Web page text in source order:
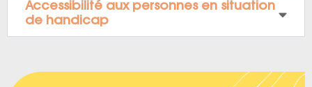
Accessibilité aux personnes en situation
de handicap